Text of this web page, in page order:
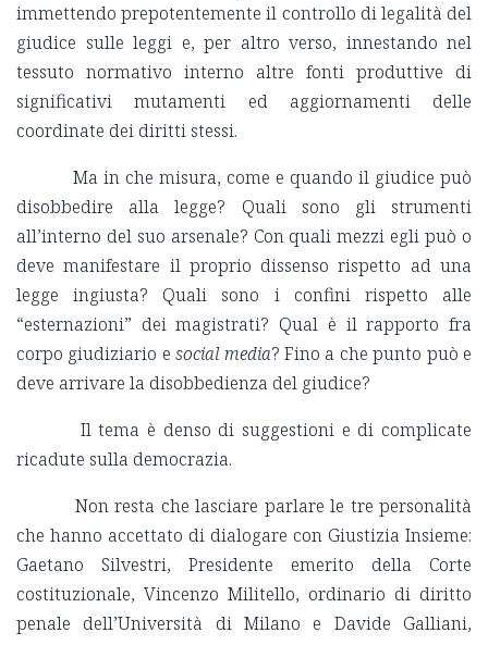
immettendo prepotentemente il controllo di legalità del
giudice sulle leggi e, per altro verso, innestando nel
tessuto normativo interno altre fonti produttive di
significativi mutamenti ed aggiornamenti delle
coordinate dei diritti stessi.
Ma in che misura, come e quando il giudice può
disobbedire alla legge? Quali sono gli strumenti
all’interno del suo arsenale? Con quali mezzi egli può o
deve manifestare il proprio dissenso rispetto ad una
legge ingiusta? Quali sono i confini rispetto alle
“esternazioni” dei magistrati? Qual è il rapporto fra
corpo giudiziario esocial media? Fino a che punto può e
deve arrivare la disobbedienza del giudice?
Il tema è denso di suggestioni e di complicate
ricadute sulla democrazia.
Non resta che lasciare parlare le tre personalità
che hanno accettato di dialogare con Giustizia Insieme:
Gaetano Silvestri, Presidente emerito della Corte
costituzionale, Vincenzo Militello, ordinario di diritto
penale dell’Università di Milano e Davide Galliani,